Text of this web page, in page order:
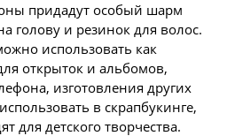
придадут особый шарм
голову и резинок для волос.
использовать как
открыток и альбомов,
изготовления других
в скрапбукинге,
для детского творчества.